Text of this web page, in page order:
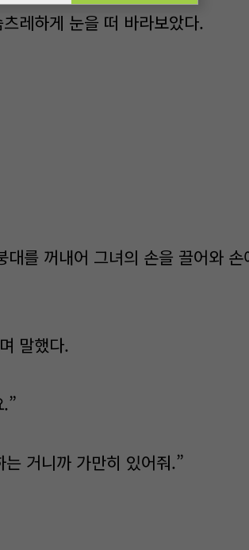
레하게 눈을 떠 바라보았다.
를 꺼내어 그녀의 손을 끌어와
말했다.
거니까 가만히 있어줘.”